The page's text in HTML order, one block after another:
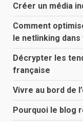
Créer un média
Comment
le netlinking
Décrypter les
française
Vivre au bord de
Pourquoi le blog